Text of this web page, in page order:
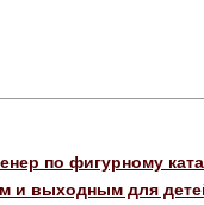
по фигурному
и выходным для